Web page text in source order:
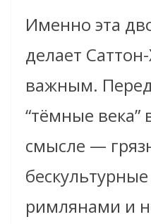
Именно эта
делает
важным.
“тёмные века”
смысле —
римлянами и